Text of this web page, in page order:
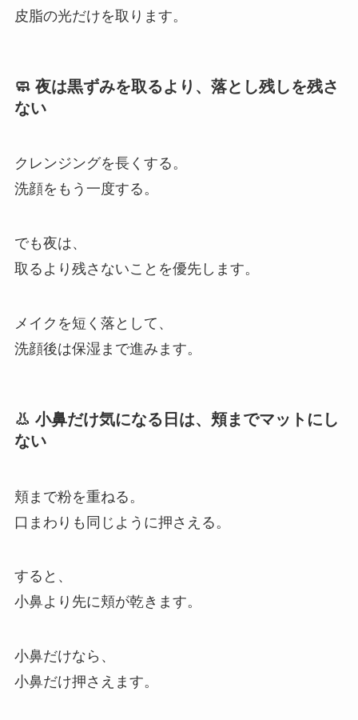
皮脂の光だけを取ります。
🧼 夜は黒ずみを取るより、落とし残しを残さ
ない
クレンジングを長くする。
洗顔をもう一度する。
でも夜は、
取るより残さないことを優先します。
メイクを短く落として、
洗顔後は保湿まで進みます。
👃 小鼻だけ気になる日は、頬までマットにし
ない
頬まで粉を重ねる。
口まわりも同じように押さえる。
すると、
小鼻より先に頬が乾きます。
小鼻だけなら、
小鼻だけ押さえます。